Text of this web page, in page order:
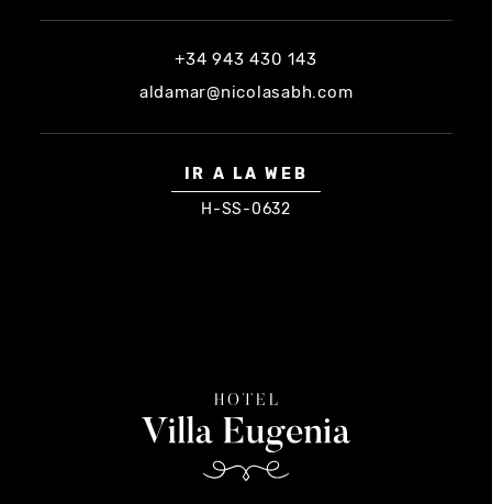
+34 943 430 143
aldamar@nicolasabh.com
IR A LA WEB
H-SS-0632